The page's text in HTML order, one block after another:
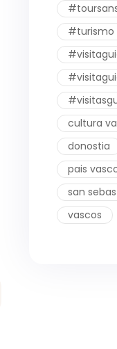
#turismo
cultura
donostia
pais
san
vascos